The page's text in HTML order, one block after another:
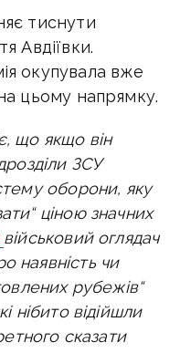
тиснути
Авдіївки.
окупувала вже
цьому напрямку.
що якщо він
ЗСУ
оборони, яку
ціною значних
військовий оглядач
наявність чи
рубежів“
нібито відійшли
сказати